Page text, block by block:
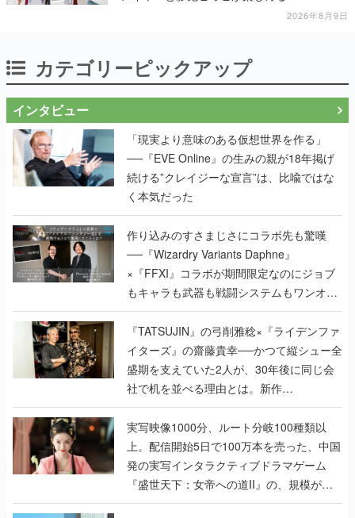
2026年8月9日
カテゴリーピックアップ
インタビュー
「現実より意味のある仮想世界を作る」
──『EVE Online』の生みの親が18年掲げ
続ける”クレイジーな宣言”は、比喩ではな
く本気だった
作り込みのすさまじさにコラボ先も驚嘆
──『Wizardry Variants Daphne』
×『FFXI』コラボが期間限定なのにジョブ
もキャラも武器も戦闘システムもワンオフ
で作り込まれた理由を両ディレクターに聞
く
『TATSUJIN』の弓削雅稔×『ライデンファ
イターズ』の齋藤貴幸──かつて縦シュー全
盛期を支えていた2人が、30年後に同じ会
社で机を並べる理由とは。新作
『TATSUJIN EXTREME』で初タッグを組
んだレジェンド2人に訊く開発秘話
実写映像1000分、ルート分岐100種類以
上。配信開始5日で100万本を売った、中国
発の実写インタラクティブドラマゲーム
『盛世天下：女帝への道II』の、規模が違
うこだわりをプロデューサーに聞いた